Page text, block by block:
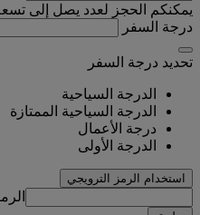
يمكنكم الحجز لعدد يصل إلى
درجة السفر
تحديد درجة السفر
الدرجة السياحية
الدرجة السياحية الممتازة
درجة الأعمال
الدرجة الأولى
استخدام الرمز الترويجي